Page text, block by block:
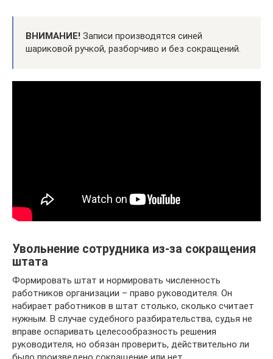
ВНИМАНИЕ! Записи производятся синей
шариковой ручкой, разборчиво и без сокращений.
Увольнение сотрудника из-за сокращения
штата
Формировать штат и нормировать численность
работников организации – право руководителя. Он
набирает работников в штат столько, сколько считает
нужным. В случае судебного разбирательства, судья не
вправе оспаривать целесообразность решения
руководителя, но обязан проверить, действительно ли